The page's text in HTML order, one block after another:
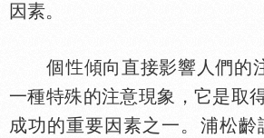
因素。
個
傾向直接影響人們的
一種特殊的注意現象，它是取
成功的重要因素之一。浦松齡